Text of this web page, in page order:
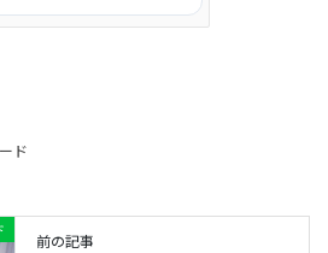
ド
前の記事